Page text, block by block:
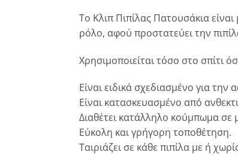
Το Κλιπ Πιπίλας Πατουσάκια
ρόλο, αφού προστατεύει την
Χρησιμοποιείται τόσο στο σπίτι
Είναι ειδικά σχεδιασμένο για
Είναι κατασκευασμένο από
Διαθέτει κατάλληλο κούμπωμα σε
Εύκολη και γρήγορη τοποθέτηση.
Ταιριάζει σε κάθε πιπίλα με ή